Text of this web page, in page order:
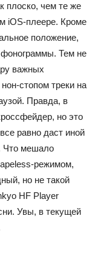
плоско, чем те же
iOS-плеере. Кроме
положение,
фонограммы. Тем не
важных
стопом треки на
Правда, в
но это
равно даст иной
Что мешало
режимом,
но не такой
HF Player
Увы, в текущей